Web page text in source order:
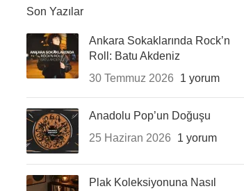
Son Yazılar
Ankara Sokaklarında Rock’n
Roll: Batu Akdeniz
30 Temmuz 2026
1 yorum
Anadolu Pop’un Doğuşu
25 Haziran 2026
1 yorum
Plak Koleksiyonuna Nasıl